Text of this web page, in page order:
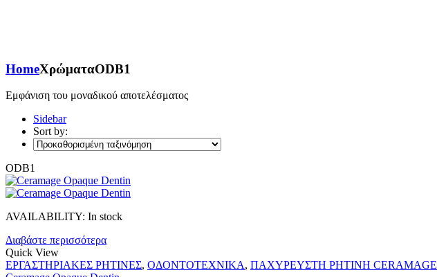
HomeΧρώματαODB1
Εμφάνιση του μοναδικού αποτελέσματος
Sidebar
Sort by:
ODB1
AVAILABILITY: In stock
Διαβάστε περισσότερα
Quick View
ΕΡΓΑΣΤΗΡΙΑΚΕΣ ΡΗΤΙΝΕΣ, ΟΔΟΝΤΟΤΕΧΝΙΚΑ, ΠΑΧΥΡΕΥΣΤΗ ΡΗΤΙΝΗ CERAMAGE